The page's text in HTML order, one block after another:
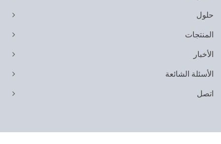
حلول
المنتجات
الأخبار
الأسئلة الشائعة
اتصل